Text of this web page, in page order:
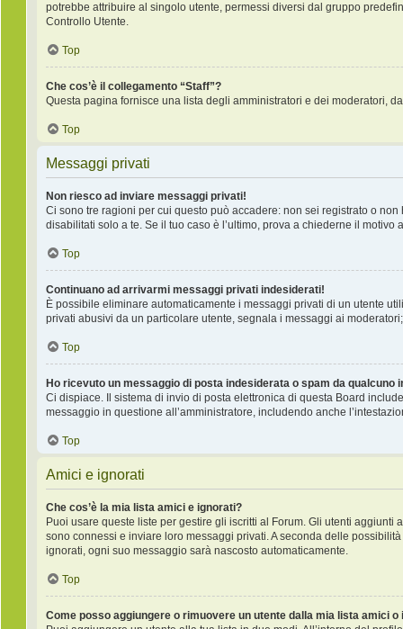
potrebbe attribuire al singolo utente, permessi diversi dal gruppo
Controllo Utente.
Top
Che cos’è il collegamento “Staff”?
Questa pagina fornisce una lista degli amministratori e dei moderatori,
Top
Messaggi privati
Non riesco ad inviare messaggi privati!
Ci sono tre ragioni per cui questo può accadere: non sei registrato o
disabilitati solo a te. Se il tuo caso è l’ultimo, prova a chiederne il motivo
Top
Continuano ad arrivarmi messaggi privati indesiderati!
È possibile eliminare automaticamente i messaggi privati ​​di un utente
privati ​​abusivi da un particolare utente, segnala i messaggi ai
Top
Ho ricevuto un messaggio di posta indesiderata o spam da qualcuno
Ci dispiace. Il sistema di invio di posta elettronica di questa Board
messaggio in questione all’amministratore, includendo anche
Top
Amici e ignorati
Che cos’è la mia lista amici e ignorati?
Puoi usare queste liste per gestire gli iscritti al Forum. Gli utenti
sono connessi e inviare loro messaggi privati. A seconda delle
ignorati, ogni suo messaggio sarà nascosto automaticamente.
Top
Come posso aggiungere o rimuovere un utente dalla mia lista amici o